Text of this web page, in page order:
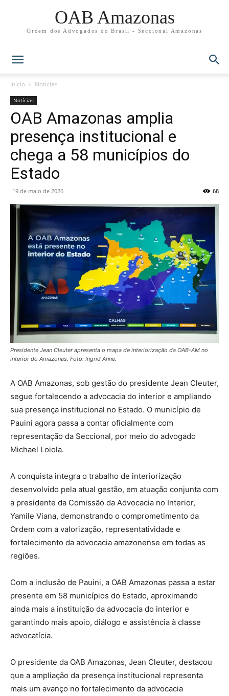
OAB Amazonas
Ordem dos Advogados do Brasil - Seccional Amazonas
Início Notícias
Notícias
OAB Amazonas amplia
presença institucional e
chega a 58 municípios do
Estado
19 de maio de 2026 68
Presidente Jean Cleuter apresenta o mapa de interiorização da OAB-AM no
interior do Amazonas. Foto: Ingrid Anne.
A OAB Amazonas, sob gestão do presidente Jean Cleuter,
segue fortalecendo a advocacia do interior e ampliando
sua presença institucional no Estado. O município de
Pauini agora passa a contar oficialmente com
representação da Seccional, por meio do advogado
Michael Loiola.
A conquista integra o trabalho de interiorização
desenvolvido pela atual gestão, em atuação conjunta com
a presidente da Comissão da Advocacia no Interior,
Yamile Viana, demonstrando o comprometimento da
Ordem com a valorização, representatividade e
fortalecimento da advocacia amazonense em todas as
regiões.
Com a inclusão de Pauini, a OAB Amazonas passa a estar
presente em 58 municípios do Estado, aproximando
ainda mais a instituição da advocacia do interior e
garantindo mais apoio, diálogo e assistência à classe
advocatícia.
O presidente da OAB Amazonas, Jean Cleuter, destacou
que a ampliação da presença institucional representa
mais um avanço no fortalecimento da advocacia